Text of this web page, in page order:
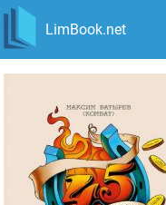
LimBook.net